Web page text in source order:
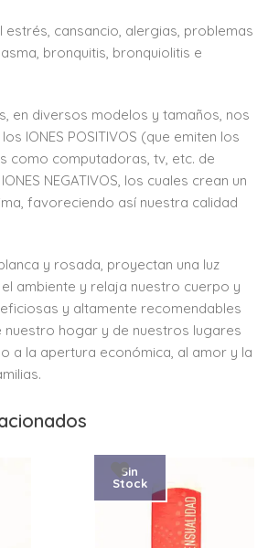
estrés, cansancio, alergias, problemas
bronquitis, bronquiolitis e
en diversos modelos y tamaños, nos
IONES POSITIVOS (que emiten los
como computadoras, tv, etc. de
NEGATIVOS, los cuales crean un
favoreciendo así nuestra calidad
y rosada, proyectan una luz
ambiente y relaja nuestro cuerpo y
y altamente recomendables
nuestro hogar y de nuestros lugares
a la apertura económica, al amor y la
Sin
Stock